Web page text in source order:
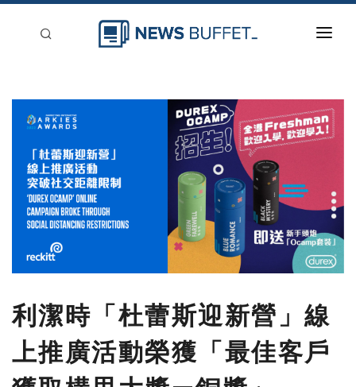
刊登
利潔時「杜蕾斯迎新營」線
上推廣活動榮獲「最佳客戶